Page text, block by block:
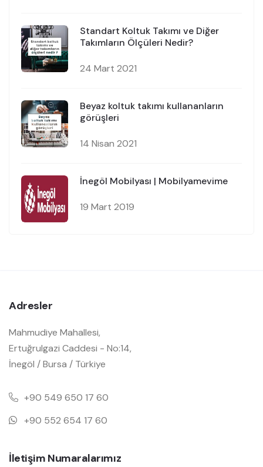
Standart Koltuk Takımı ve Diğer
Takımların Ölçüleri Nedir?
24 Mart 2021
Beyaz koltuk takımı kullananların
görüşleri
14 Nisan 2021
İnegöl Mobilyası | Mobilyamevime
19 Mart 2019
Adresler
Mahmudiye Mahallesi,
Ertuğrulgazi Caddesi - No:14,
İnegöl / Bursa / Türkiye
+90 549 650 17 60
+90 552 654 17 60
İletişim Numaralarımız